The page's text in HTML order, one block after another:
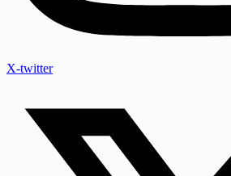
X-twitter